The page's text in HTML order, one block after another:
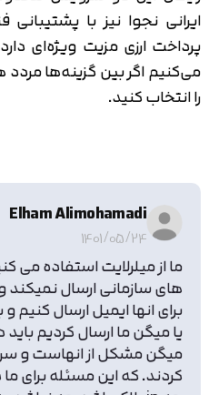
ایرانی نجوا نیز با
پرداخت ارزی مزیت ویژه‌ای
می‌کنیم اگر بین گزینه‌ها
را انتخاب کنید.
Elham Alimohamadi
1401/05/24
ما از میلرلایت استفاده می
های سازمانی ارسال
برای انها ایمیل ارسال کنیم
یا میگن ما ارسال کردیم
کردند. که این مسئله برای